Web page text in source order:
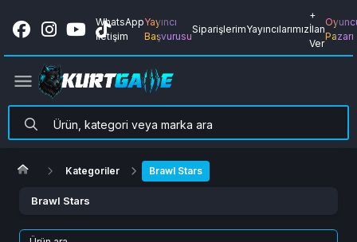
WhatsApp
İletişim
Yayıncı
Başvurusu
SiparişlerimYayıncılarımız
+
İlan
Ver
Pazarı
Kategoriler Brawl Stars
Brawl Stars